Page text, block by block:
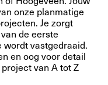
onze planmatige
Je zorgt
de eerste
wordt vastgedraaid.
en oog voor detail
van A tot Z